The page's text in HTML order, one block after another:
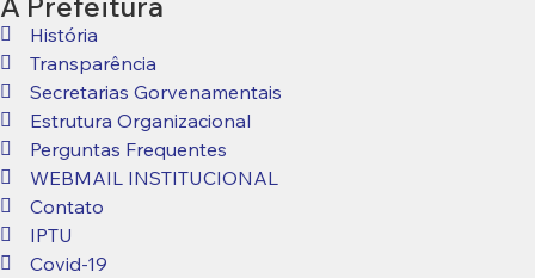
História
Transparência
Secretarias Gorvenamentais
Estrutura Organizacional
Perguntas Frequentes
WEBMAIL INSTITUCIONAL
Contato
IPTU
Covid-19